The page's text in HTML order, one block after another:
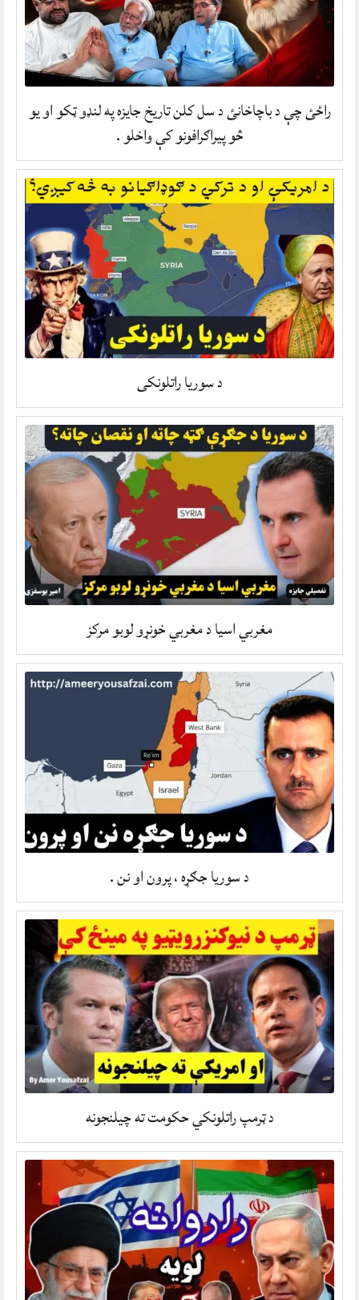
راځئ چې د باچاخانئ د سل کلن تاریخ جایزه په لنډو ټکو او یو
څو پیراګرافونو کې واخلو .
د سوریا راتلونکی
مغربي اسیا د مغربي خونړو لوبو مرکز
د سوریا جګړه ، پرون او نن .
د ټرمپ راتلونکي حکومت ته چیلنجونه